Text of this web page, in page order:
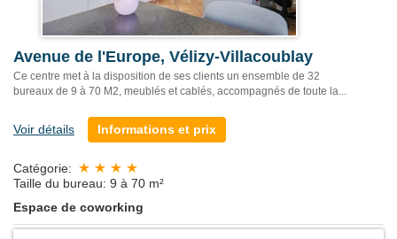
Avenue de l'Europe, Vélizy-Villacoublay
Ce centre met à la disposition de ses clients un ensemble de 32
bureaux de 9 à 70 M2, meublés et cablés, accompagnés de toute la...
Voir détails Informations et prix
Catégorie:
Taille du bureau: 9 à 70 m²
Espace de coworking